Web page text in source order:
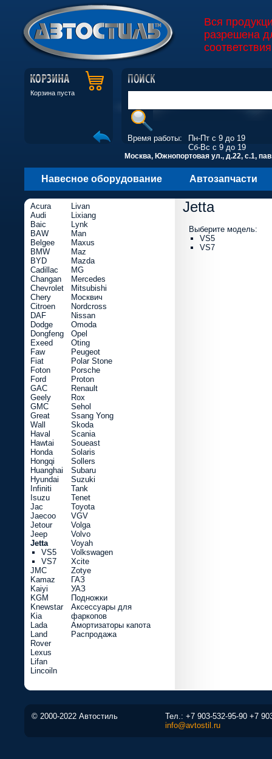
Вся
разрешена
Корзина пуста
Время работы:
Пн-Пт с 9 до 19
Сб-Вс с 9 до 19
Москва, Южнопортовая ул., д.22, с.1,
Навесное оборудование Автозапчасти
Jetta
Выберите модель:
VS5
VS7
Acura
Audi
Baic
BAW
Belgee
BMW
BYD
Cadillac
Changan
Chevrolet
Chery
Citroen
DAF
Dodge
Dongfeng
Exeed
Faw
Fiat
Foton
Ford
GAC
Geely
GMC
Great
Wall
Haval
Hawtai
Honda
Hongqi
Huanghai
Hyundai
Infiniti
Isuzu
Jac
Jaecoo
Jetour
Jeep
Jetta
VS5
VS7
JMC
Kamaz
Kaiyi
KGM
Knewstar
Kia
Lada
Land
Rover
Lexus
Lifan
Lincoiln
Livan
Lixiang
Lynk
Man
Maxus
Maz
Mazda
MG
Mercedes
Mitsubishi
Москвич
Nordcross
Nissan
Omoda
Opel
Oting
Peugeot
Polar Stone
Porsche
Proton
Renault
Rox
Sehol
Ssang Yong
Skoda
Scania
Soueast
Solaris
Sollers
Subaru
Suzuki
Tank
Tenet
Toyota
VGV
Volga
Volvo
Voyah
Volkswagen
Xcite
Zotye
ГАЗ
УАЗ
Подножки
Аксессуары для
фаркопов
Амортизаторы капота
Распродажа
© 2000-2022 Автостиль Тел.: +7 903-532-95-90 +7
info@avtostil.ru